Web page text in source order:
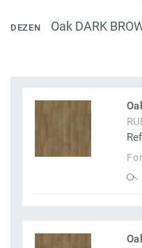
DEZEN Oak DARK